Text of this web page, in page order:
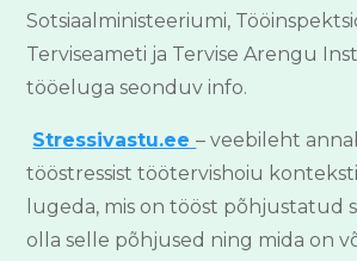
Sotsiaalministeeriumi,
Terviseameti ja Tervise Arengu
tööeluga seonduv info.
Stressivastu.ee– veebileht
tööstressist töötervishoiu
lugeda, mis on tööst põhjustatud
olla selle põhjused ning mida on